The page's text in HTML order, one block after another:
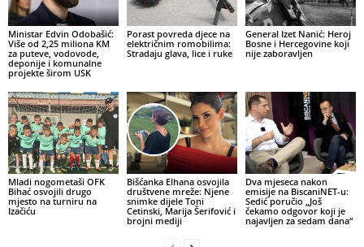
Ministar Edvin Odobašić:
Više od 2,25 miliona KM
za puteve, vodovode,
deponije i komunalne
projekte širom USK
Porast povreda djece na
električnim romobilima:
Stradaju glava, lice i ruke
General Izet Nanić: Heroj
Bosne i Hercegovine koji
nije zaboravljen
Mladi nogometaši OFK
Bihać osvojili drugo
mjesto na turniru na
Izačiću
Bišćanka Elhana osvojila
društvene mreže: Njene
snimke dijele Toni
Cetinski, Marija Šerifović i
brojni mediji
Dva mjeseca nakon
emisije na BiscaniNET-u:
Sedić poručio „Još
čekamo odgovor koji je
najavljen za sedam dana“